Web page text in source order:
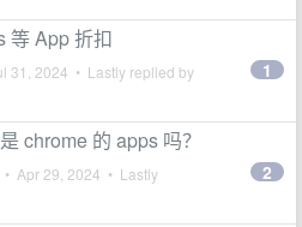
等 App 折扣
31, 2024 • Lastly replied by 1
chrome 的 apps 吗？
• Apr 29, 2024 • Lastly
2